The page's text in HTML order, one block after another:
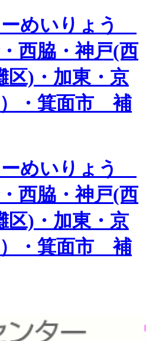
めいりょう
西脇・神戸(西
区)・加東・京
・箕面市 補
めいりょう
西脇・神戸(西
区)・加東・京
・箕面市 補